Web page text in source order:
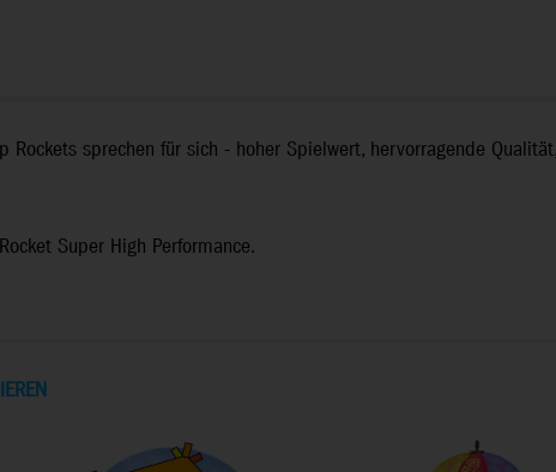
sprechen für sich - hoher Spielwert, hervorragende
Super High Performance.